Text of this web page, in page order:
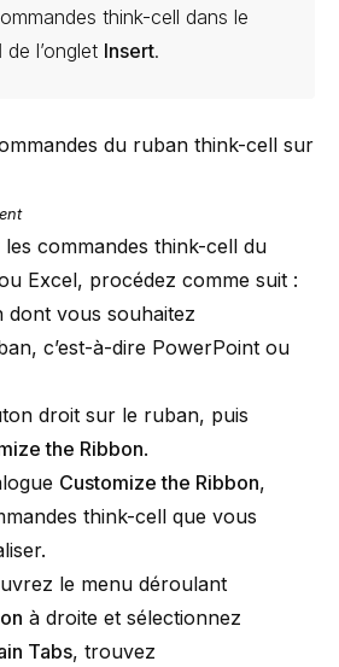
think-cell dans le
de l’onglet Insert.
du ruban think-cell sur
commandes think-cell du
Excel, procédez comme suit :
dont vous souhaitez
c’est-à-dire PowerPoint ou
droit sur le ruban, puis
the Ribbon.
Customize the Ribbon,
think-cell que vous
le menu déroulant
à droite et sélectionnez
Tabs, trouvez